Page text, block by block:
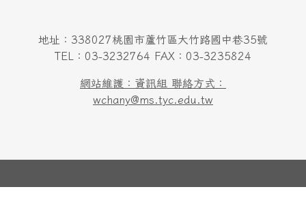
地址：338027桃園市蘆竹區大竹路國中巷35號
TEL：03-3232764 FAX：03-3235824
網站維護：資訊組 聯絡方式：
wchany@ms.tyc.edu.tw